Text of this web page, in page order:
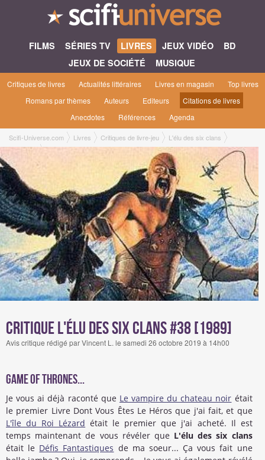
FILMS SÉRIES TV LIVRES JEUX VIDÉO
BD
JEUX DE SOCIÉTÉ
MUSIQUE
Critiques de livres Actualités littéraires Livres en magasin
Top livres
Romans par thèmes
Auteurs Editeurs
Citations de livres
Anecdotes
Références Agenda
Scifi-Universe.com Livres Critiques de livre-jeu
L'élu des six clans
Vincent L.
Critique L'élu des six clans #38 [1989]
Avis critique rédigé par Vincent L. le samedi 26 octobre 2019 à 14h00
Game of Thrones...
Je vous ai déjà raconté que Le vampire du chateau noir était
le premier Livre Dont Vous Êtes Le Héros que j'ai fait, et que
L'île du Roi Lézard était le premier que j'ai acheté. Il est
temps maintenant de vous révéler que L'élu des six clans
était le Défis Fantastiques de ma soeur... Ça vous fait une